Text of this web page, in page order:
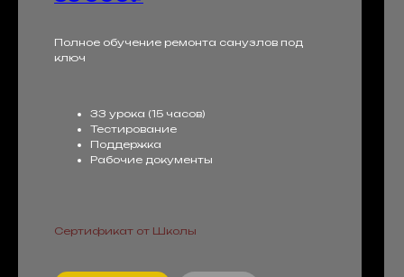
Полное обучение ремонта санузлов под
ключ
33 урока (15 часов)
Тестирование
Поддержка
Рабочие документы
Сертификат от Школы